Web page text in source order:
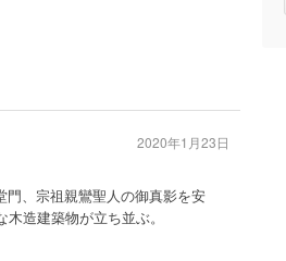
、宗祖親鸞聖人の御真影を安
造建築物が立ち並ぶ。
2020年1月23日